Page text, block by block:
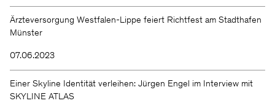
Ärzteversorgung Westfalen-Lippe feiert Richtfest am Stadthafen
Münster
07.06.2023
Einer Skyline Identität verleihen: Jürgen Engel im Interview mit
SKYLINE ATLAS